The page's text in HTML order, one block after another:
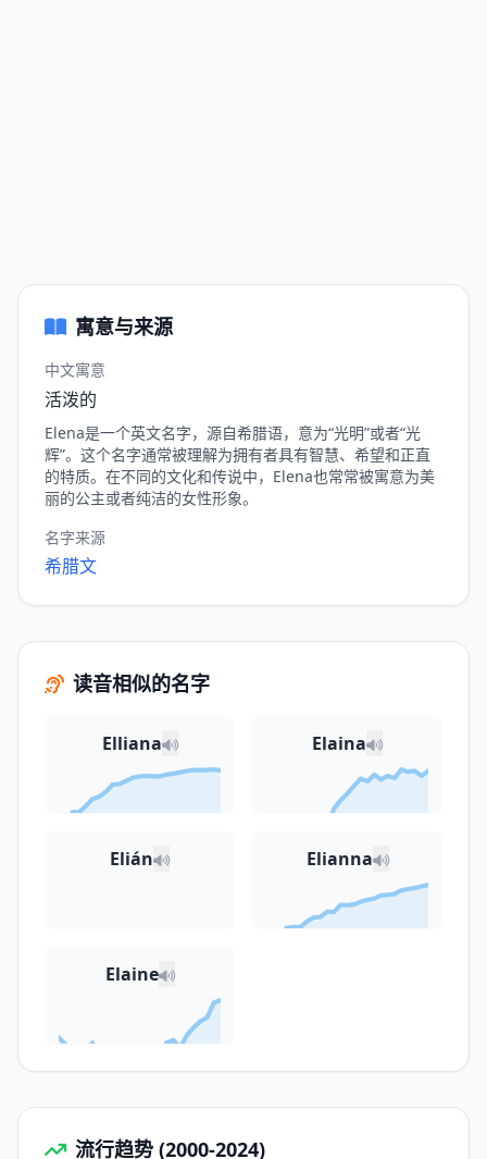
寓意与来源
中文寓意
活泼的
Elena是一个英文名字，源自希腊语，意为“光明”或者“光
辉”。这个名字通常被理解为拥有者具有智慧、希望和正直
的特质。在不同的文化和传说中，Elena也常常被寓意为美
丽的公主或者纯洁的女性形象。
名字来源
希腊文
读音相似的名字
Elliana Elaina
Elián Elianna
Elaine
流行趋势 (2000-2024)